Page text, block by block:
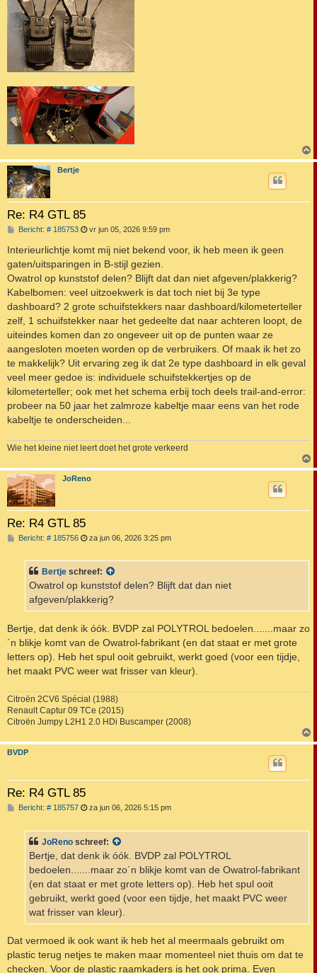
Bertje
Re: R4 GTL 85
Bericht: # 185753B
r
i
c
h
t
vr jun 05, 2026 9:59 pm
Interieurlichtje komt mij niet bekend voor, ik heb meen ik geen
gaten/uitsparingen in B-stijl gezien.
Owatrol op kunststof delen? Blijft dat dan niet afgeven/plakkerig?
Kabelbomen: veel uitzoekwerk is dat toch niet bij 3e type
dashboard? 2 grote schuifstekkers naar dashboard/kilometerteller
zelf, 1 schuifstekker naar het gedeelte dat naar achteren loopt, de
uiteindes komen dan zo ongeveer uit op de punten waar ze
aangesloten moeten worden op de verbruikers. Of maak ik het zo
te makkelijk? Uit ervaring zeg ik dat 2e type dashboard in elk geval
veel meer gedoe is: individuele schuifstekkertjes op de
kilometerteller; ook met het schema erbij toch deels trail-and-error:
probeer na 50 jaar het zalmroze kabeltje maar eens van het rode
kabeltje te onderscheiden...
Wie het kleine niet leert doet het grote verkeerd
JoReno
Re: R4 GTL 85
Bericht: # 185756B
c
h
za jun 06, 2026 3:25 pm
Bertje schreef:
Owatrol op kunststof delen? Blijft dat dan niet
afgeven/plakkerig?
Bertje, dat denk ik óók. BVDP zal POLYTROL bedoelen.......maar zo
´n blikje komt van de Owatrol-fabrikant (en dat staat er met grote
letters op). Heb het spul ooit gebruikt, werkt goed (voor een tijdje,
het maakt PVC weer wat frisser van kleur).
Citroën 2CV6 Spécial (1988)
Renault Captur 09 TCe (2015)
Citroën Jumpy L2H1 2.0 HDi Buscamper (2008)
BVDP
Re: R4 GTL 85
Bericht: # 185757B
c
h
za jun 06, 2026 5:15 pm
JoReno schreef:
Bertje, dat denk ik óók. BVDP zal POLYTROL
bedoelen.......maar zo´n blikje komt van de Owatrol-fabrikant
(en dat staat er met grote letters op). Heb het spul ooit
gebruikt, werkt goed (voor een tijdje, het maakt PVC weer
wat frisser van kleur).
Dat vermoed ik ook want ik heb het al meermaals gebruikt om
plastic terug netjes te maken maar momenteel niet thuis om dat te
checken. Voor de plastic raamkaders is het ook prima. Even